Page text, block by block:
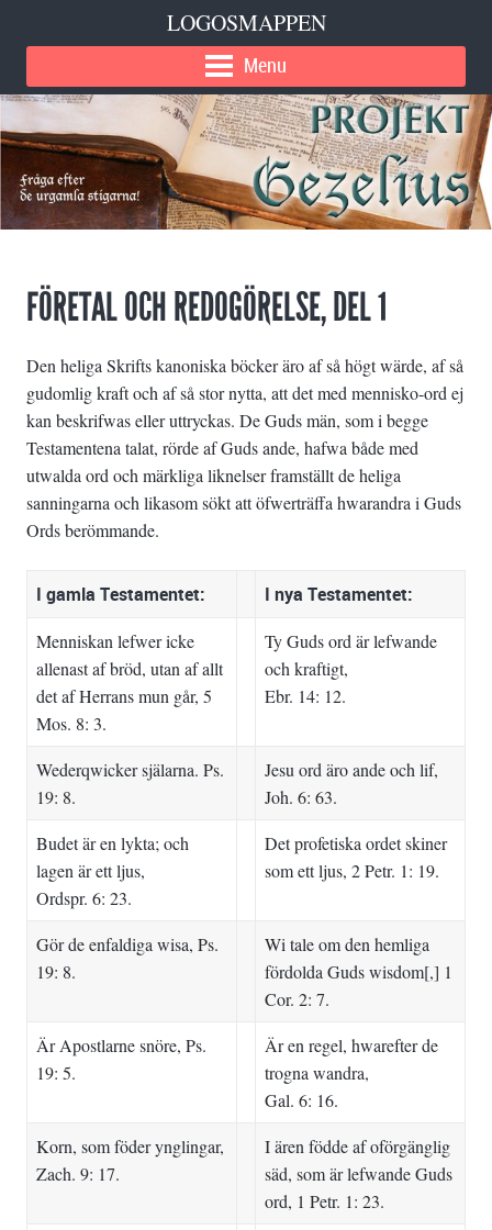
LOGOSMAPPEN
Menu
FÖRETAL OCH REDOGÖRELSE, DEL 1
Den heliga Skrifts kanoniska böcker äro af så högt wärde, af så
gudomlig kraft och af så stor nytta, att det med mennisko-ord ej
kan beskrifwas eller uttryckas. De Guds män, som i begge
Testamentena talat, rörde af Guds ande, hafwa både med
utwalda ord och märkliga liknelser framställt de heliga
sanningarna och likasom sökt att öfwerträffa hwarandra i Guds
Ords berömmande.
I gamla Testamentet: I nya Testamentet:
Menniskan lefwer icke
allenast af bröd, utan af allt
det af Herrans mun går, 5
Mos. 8: 3.
Ty Guds ord är lefwande
och kraftigt,
Ebr. 14: 12.
Wederqwicker själarna. Ps.
19: 8.
Jesu ord äro ande och lif,
Joh. 6: 63.
Budet är en lykta; och
lagen är ett ljus,
Ordspr. 6: 23.
Det profetiska ordet skiner
som ett ljus, 2 Petr. 1: 19.
Gör de enfaldiga wisa, Ps.
19: 8.
Wi tale om den hemliga
fördolda Guds wisdom[,] 1
Cor. 2: 7.
Är Apostlarne snöre, Ps.
19: 5.
Är en regel, hwarefter de
trogna wandra,
Gal. 6: 16.
Korn, som föder ynglingar,
Zach. 9: 17.
I ären födde af oförgänglig
säd, som är lefwande Guds
ord, 1 Petr. 1: 23.